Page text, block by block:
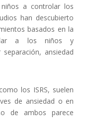
a controlar los
han descubierto
basados en la
a los niños y
ansiedad
los ISRS, suelen
de ansiedad o en
de ambos parece